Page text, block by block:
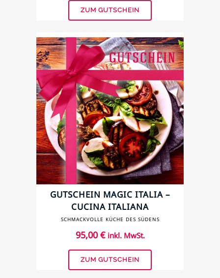
ZUM GUTSCHEIN
GUTSCHEIN MAGIC ITALIA –
CUCINA ITALIANA
APPASSIONATA
SCHMACKVOLLE KÜCHE DES SÜDENS
95,00€ inkl. MwSt.
ZUM GUTSCHEIN